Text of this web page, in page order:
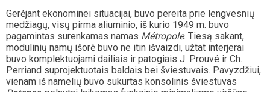
Gerėjant ekonominei situacijai, buvo pereita prie lengvesnių
medžiagų, visų pirma aliuminio, iš kurio 1949 m. buvo
pagamintas surenkamas namas Métropole. Tiesą sakant,
modulinių namų išorė buvo ne itin išvaizdi, užtat interjerai
buvo komplektuojami dailiais ir patogiais J. Prouvé ir Ch.
Perriand suprojektuotais baldais bei šviestuvais. Pavyzdžiui,
vienam iš namelių buvo sukurtas konsolinis šviestuvas